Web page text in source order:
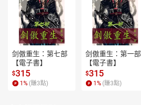
剑傲重生：第七部
【電子書】
$315
1 % (賺3點)
剑傲重生：第一部
【電子書】
$315
1 % (賺3點)